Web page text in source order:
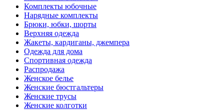
Комплекты юбочные
Нарядные комплекты
Брюки, юбки, шорты
Верхняя одежда
Жакеты, кардиганы, джемпера
Одежда для дома
Спортивная одежда
Распродажа
Женское белье
Женские бюстгальтеры
Женские трусы
Женские колготки